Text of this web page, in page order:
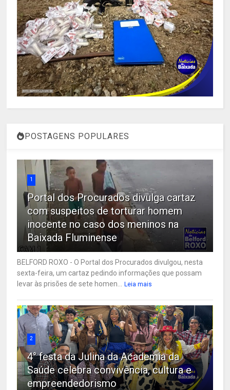
POSTAGENS POPULARES
1
Portal dos Procurados divulga cartaz
com suspeitos de torturar homem
inocente no caso dos meninos na
Baixada Fluminense
BELFORD ROXO - O Portal dos Procurados divulgou, nesta
sexta-feira, um cartaz pedindo informações que possam
levar às prisões de sete homen...
Leia mais
2
4° festa da Julina da Academia da
Saúde celebra convivência, cultura e
empreendedorismo